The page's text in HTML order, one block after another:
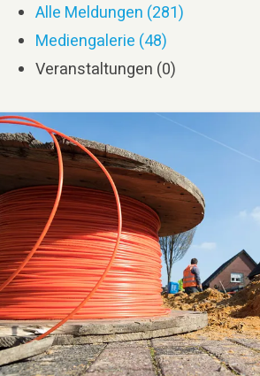
Alle Meldungen (281)
Mediengalerie (48)
Veranstaltungen (0)